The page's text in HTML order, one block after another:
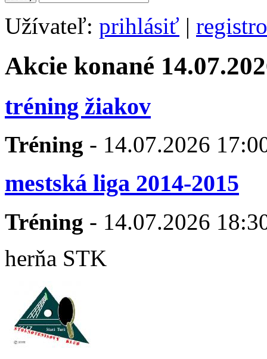
Užívateľ: prihlásiť |
Akcie konané
tréning žiakov
Tréning - 14.07.2026
mestská liga 2014-2015
Tréning - 14.07.2026
herňa STK